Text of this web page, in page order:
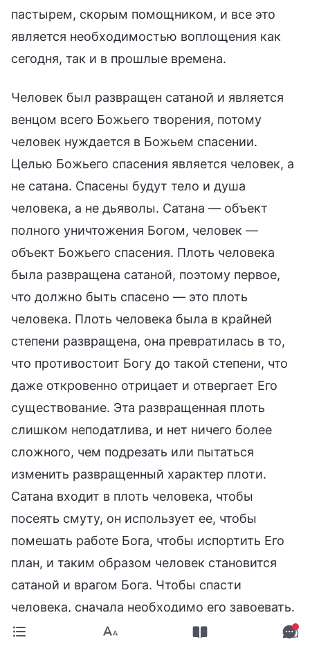
пастырем, скорым помощником, и все это
является необходимостью воплощения как
сегодня, так и в прошлые времена.
Человек был развращен сатаной и является
венцом всего Божьего творения, потому
человек нуждается в Божьем спасении.
Целью Божьего спасения является человек, а
не сатана. Спасены будут тело и душа
человека, а не дьяволы. Сатана — объект
полного уничтожения Богом, человек —
объект Божьего спасения. Плоть человека
была развращена сатаной, поэтому первое,
что должно быть спасено — это плоть
человека. Плоть человека была в крайней
степени развращена, она превратилась в то,
что противостоит Богу до такой степени, что
даже откровенно отрицает и отвергает Его
существование. Эта развращенная плоть
слишком неподатлива, и нет ничего более
сложного, чем подрезать или пытаться
изменить развращенный характер плоти.
Сатана входит в плоть человека, чтобы
посеять смуту, он использует ее, чтобы
помешать работе Бога, чтобы испортить Его
план, и таким образом человек становится
сатаной и врагом Бога. Чтобы спасти
человека, сначала необходимо его завоевать.
Поэтому Бог принимает вызов и приходит во